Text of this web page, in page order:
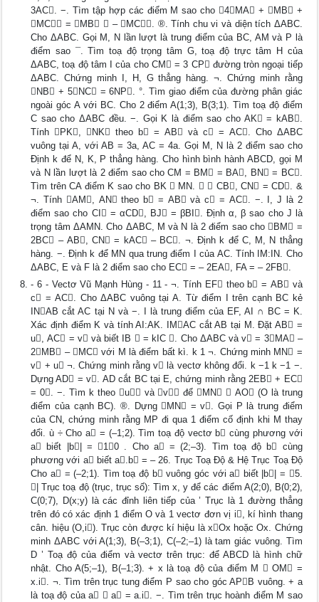
3AC. −. Tìm tập hợp các điểm M sao cho 4MA + MB +
MC = MB  – MC. ®. Tính chu vi và diện tích ΔABC.
Cho ΔABC. Gọi M, N lần lượt là trung điểm của BC, AM và P là
điểm sao ¯. Tìm toạ độ trọng tâm G, toạ độ trực tâm H của
ΔABC, toạ độ tâm I của cho CM = 3 CP đường tròn ngoại tiếp
ΔABC. Chứng minh I, H, G thẳng hàng. ¬. Chứng minh rằng
NB + 5NC = 6NP. °. Tìm giao điểm của đường phân giác
ngoài góc A với BC. Cho 2 điểm A(1;3), B(3;1). Tìm toạ độ điểm
C sao cho ΔABC đều. −. Gọi K là điểm sao cho AK = kAB.
Tính PK, NK theo b = AB và c = AC. Cho ΔABC
vuông tại A, với AB = 3a, AC = 4a. Gọi M, N là 2 điểm sao cho
Định k để N, K, P thẳng hàng. Cho hình bình hành ABCD, gọi M
và N lần lượt là 2 điểm sao cho CM = BM = BA, BN = BC.
Tìm trên CA điểm K sao cho BK  MN.   CB, CN = CD. &
¬. Tính AM, AN theo b = AB và c = AC. −. I, J là 2
điểm sao cho CI = αCD, BJ = βBI. Định α, β sao cho J là
trọng tâm ΔAMN. Cho ΔABC, M và N là 2 điểm sao cho BM =
2BC – AB, CN = kAC – BC. ¬. Định k để C, M, N thẳng
hàng. −. Định k để MN qua trung điểm I của AC. Tính IM:IN. Cho
ΔABC, E và F là 2 điểm sao cho EC = – 2EA, FA = – 2FB.
- 6 - Vectơ Vũ Mạnh Hùng - 11 - ¬. Tính EF theo b = AB và
c = AC. Cho ΔABC vuông tại A. Từ điểm I trên cạnh BC kẻ
INAB cắt AC tại N và −. I là trung điểm của EF, AI ∩ BC = K.
Xác định điểm K và tính AI:AK. IMAC cắt AB tại M. Đặt AB =
u, AC = v và biết IB  = kIC . Cho ΔABC và v = 3MA –
2MB – MC với M là điểm bất kì. k 1 ¬. Chứng minh MN =
v + u ¬. Chứng minh rằng v là vectơ không đổi. k −1 k −1 −.
Dựng AD = v. AD cắt BC tại E, chứng minh rằng 2EB + EC
= 0. −. Tìm k theo u và v để MN  AO (O là trung
điểm của cạnh BC). ®. Dựng MN = v. Gọi P là trung điểm
của CN, chứng minh rằng MP đi qua 1 điểm cố định khi M thay
đổi. ù ÷ Cho a = (–1;2). Tìm toạ độ vectơ b cùng phương với
a biết |b| = 10 . Cho a = (2;–3). Tìm toạ độ b cùng
phương với a biết a.b = – 26. Trục Toạ Độ & Hệ Trục Toạ Độ
Cho a = (–2;1). Tìm toạ độ b vuông góc với a biết |b| = 5.
| Trục toạ độ (trục, trục số): Tìm x, y để các điểm A(2;0), B(0;2),
C(0;7), D(x;y) là các đỉnh liên tiếp của ’ Trục là 1 đường thẳng
trên đó có xác định 1 điểm O và 1 vectơ đơn vị i, kí hình thang
cân. hiệu (O,i). Trục còn được kí hiệu là xOx hoặc Ox. Chứng
minh ΔABC với A(1;3), B(–3;1), C(–2;–1) là tam giác vuông. Tìm
D ’ Toạ độ của điểm và vectơ trên trục: để ABCD là hình chữ
nhật. Cho A(5;–1), B(–1;3). + x là toạ độ của điểm M  OM =
x.i. ¬. Tìm trên trục tung điểm P sao cho góc APB vuông. + a
là toạ độ của a  a = a.i. −. Tìm trên trục hoành điểm M sao